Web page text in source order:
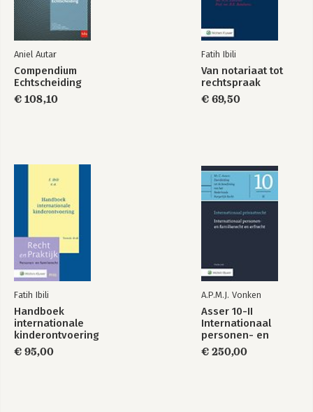
Compendium
Echtscheiding
Verhuiszaken
Bekijk alle boeken
Aniel Autar
Compendium
Echtscheiding
€ 108,10
Fatih Ibili
Van notariaat tot
rechtspraak
€ 69,50
Fatih Ibili
Handboek
internationale
kinderontvoering
€ 95,00
A.P.M.J. Vonken
Asser 10-II
Internationaal
personen- en
familierecht en
erfrecht
€ 250,00